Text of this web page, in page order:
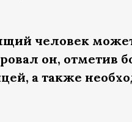
человек
он, отметив
а также